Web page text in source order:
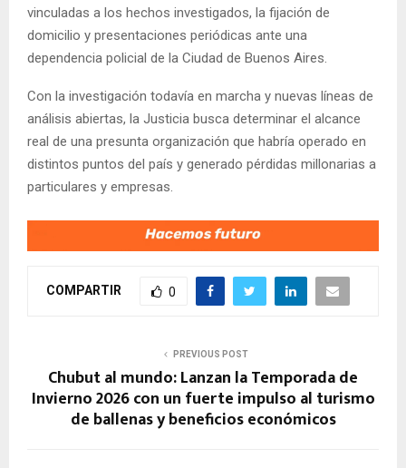
vinculadas a los hechos investigados, la fijación de
domicilio y presentaciones periódicas ante una
dependencia policial de la Ciudad de Buenos Aires.
Con la investigación todavía en marcha y nuevas líneas de
análisis abiertas, la Justicia busca determinar el alcance
real de una presunta organización que habría operado en
distintos puntos del país y generado pérdidas millonarias a
particulares y empresas.
COMPARTIR 0
PREVIOUS POST
Chubut al mundo: Lanzan la Temporada de
Invierno 2026 con un fuerte impulso al turismo
de ballenas y beneficios económicos